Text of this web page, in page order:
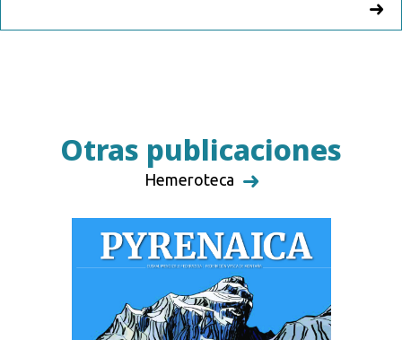
Otras publicaciones
Hemeroteca